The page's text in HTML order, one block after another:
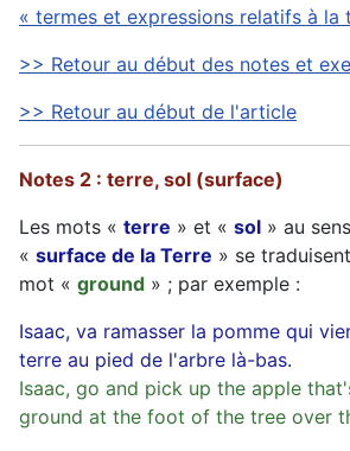
« termes et expressions relatifs à la
>> Retour au début des notes et
>> Retour au début de l'article
Notes 2 : terre, sol (surface)
Les mots « terre » et « sol » au
« surface de la Terre » se
mot « ground » ; par exemple :
Isaac, va ramasser la pomme qui
terre au pied de l'arbre là-bas.
Isaac, go and pick up the apple
ground at the foot of the tree over